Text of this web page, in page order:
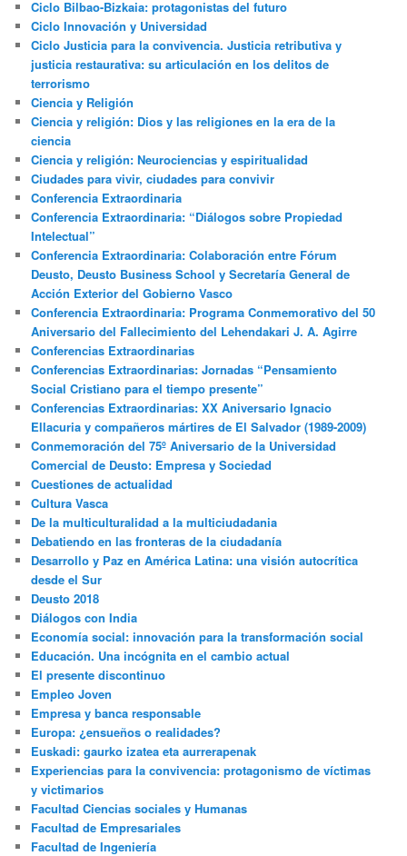
Ciclo Bilbao-Bizkaia: protagonistas del futuro
Ciclo Innovación y Universidad
Ciclo Justicia para la convivencia. Justicia retributiva y
justicia restaurativa: su articulación en los delitos de
terrorismo
Ciencia y Religión
Ciencia y religión: Dios y las religiones en la era de la
ciencia
Ciencia y religión: Neurociencias y espiritualidad
Ciudades para vivir, ciudades para convivir
Conferencia Extraordinaria
Conferencia Extraordinaria: “Diálogos sobre Propiedad
Intelectual”
Conferencia Extraordinaria: Colaboración entre Fórum
Deusto, Deusto Business School y Secretaría General de
Acción Exterior del Gobierno Vasco
Conferencia Extraordinaria: Programa Conmemorativo del 50
Aniversario del Fallecimiento del Lehendakari J. A. Agirre
Conferencias Extraordinarias
Conferencias Extraordinarias: Jornadas “Pensamiento
Social Cristiano para el tiempo presente”
Conferencias Extraordinarias: XX Aniversario Ignacio
Ellacuria y compañeros mártires de El Salvador (1989-2009)
Conmemoración del 75º Aniversario de la Universidad
Comercial de Deusto: Empresa y Sociedad
Cuestiones de actualidad
Cultura Vasca
De la multiculturalidad a la multiciudadania
Debatiendo en las fronteras de la ciudadanía
Desarrollo y Paz en América Latina: una visión autocrítica
desde el Sur
Deusto 2018
Diálogos con India
Economía social: innovación para la transformación social
Educación. Una incógnita en el cambio actual
El presente discontinuo
Empleo Joven
Empresa y banca responsable
Europa: ¿ensueños o realidades?
Euskadi: gaurko izatea eta aurrerapenak
Experiencias para la convivencia: protagonismo de víctimas
y victimarios
Facultad Ciencias sociales y Humanas
Facultad de Empresariales
Facultad de Ingeniería